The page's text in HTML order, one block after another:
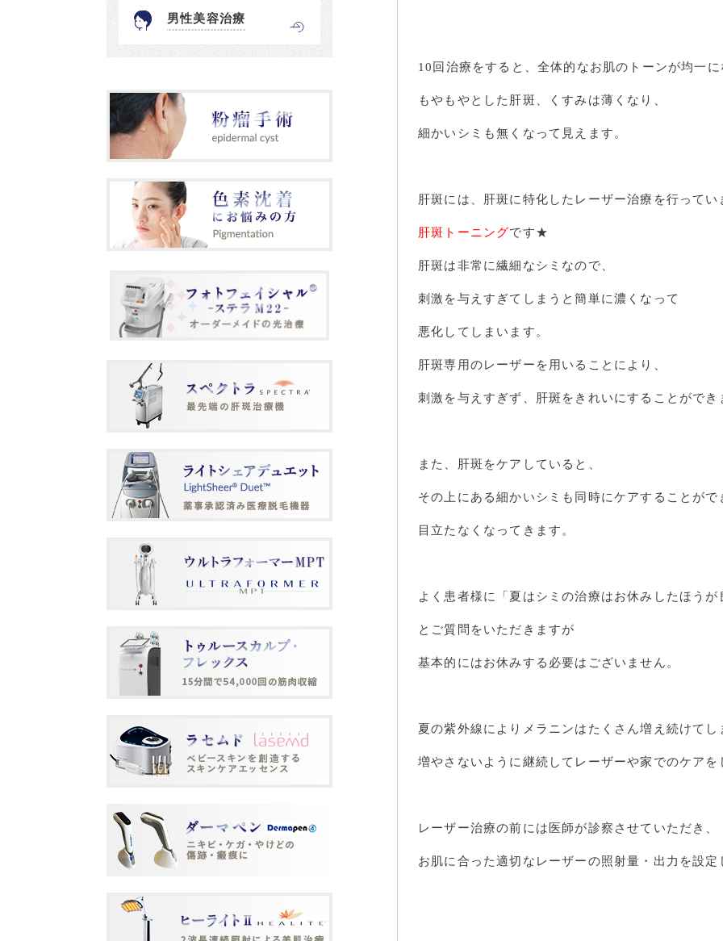
10回治療をすると、全体的なお肌のトーンが均一
もやもやとした肝斑、くすみは薄くなり、
細かいシミも無くなって見えます。
肝斑には、肝斑に特化したレーザー治療を行ってい
肝斑トーニングです★
肝斑は非常に繊細なシミなので、
刺激を与えすぎてしまうと簡単に濃くなって
悪化してしまいます。
肝斑専用のレーザーを用いることにより、
刺激を与えすぎず、肝斑をきれいにすることができ
また、肝斑をケアしていると、
その上にある細かいシミも同時にケアすることがで
目立たなくなってきます。
よく患者様に「夏はシミの治療はお休みしたほう
とご質問をいただきますが
基本的にはお休みする必要はございません。
夏の紫外線によりメラニンはたくさん増え続けてし
増やさないように継続してレーザーや家でのケア
レーザー治療の前には医師が診察させていただき、
お肌に合った適切なレーザーの照射量・出力を設定
男性美容治療